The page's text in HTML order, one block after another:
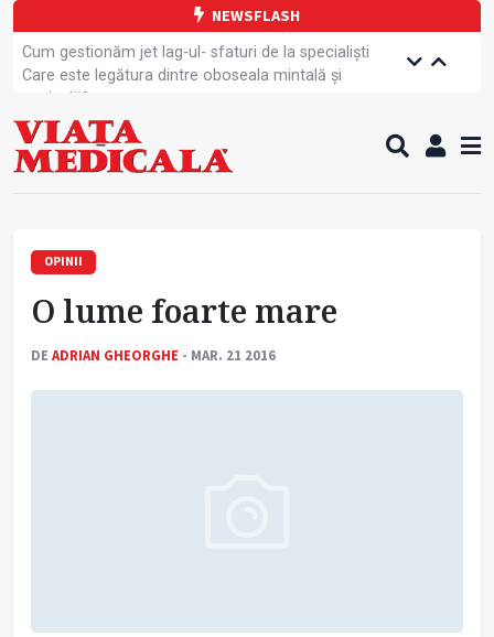
NEWSFLASH
Cum gestionăm jet lag-ul- sfaturi de la specialiști
Care este legătura dintre oboseala mintală și
caniculă?
Campanie de prevenție dedicată sportivelor
Un nou studiu pentru testarea unui vaccin împotriva
tulpinei Bundibugyo a virusului Ebola
sănătate
Demersuri pentru acces transfrontalier la date
Contractul cadru ar putea fi modificat
OPINII
O lume foarte mare
DE ADRIAN GHEORGHE - MAR. 21 2016